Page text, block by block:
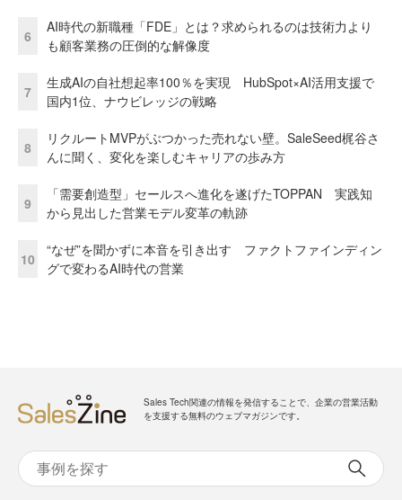
6
AI時代の新職種「FDE」とは？求められるのは技術力より
も顧客業務の圧倒的な解像度
7
生成AIの自社想起率100％を実現 HubSpot×AI活用支援で
国内1位、ナウビレッジの戦略
8
リクルートMVPがぶつかった売れない壁。SaleSeed梶谷さ
んに聞く、変化を楽しむキャリアの歩み方
9
「需要創造型」セールスへ進化を遂げたTOPPAN 実践知
から見出した営業モデル変革の軌跡
10
“なぜ”を聞かずに本音を引き出す ファクトファインディン
グで変わるAI時代の営業
Sales Tech関連の情報を発信することで、企業の営業活動
を支援する無料のウェブマガジンです。